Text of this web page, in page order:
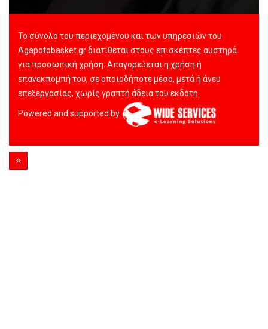
Το σύνολο του περιεχομένου και των υπηρεσιών του
Agapotobasket.gr διατίθεται στους επισκέπτες αυστηρά
για προσωπική χρήση. Απαγορεύεται η χρήση ή
επανεκπομπή του, σε οποιοδήποτε μέσο, μετά ή άνευ
επεξεργασίας, χωρίς γραπτή άδεια του εκδότη.
Powered and supported by